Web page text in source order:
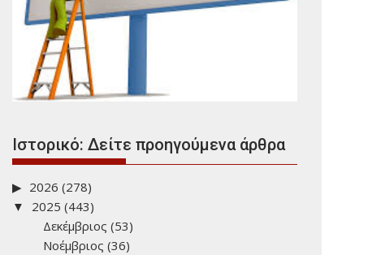
Ιστορικό: Δείτε προηγούμενα άρθρα
2026 (278)
2025 (443)
Δεκέμβριος (53)
Νοέμβριος (36)